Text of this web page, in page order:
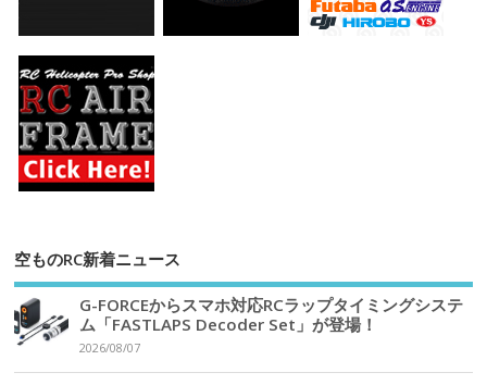
空ものRC新着ニュース
G-FORCEからスマホ対応RCラップタイミングシステ
ム「FASTLAPS Decoder Set」が登場！
2026/08/07